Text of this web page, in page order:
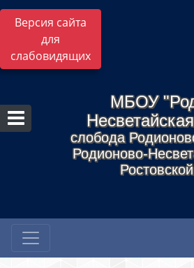
Версия сайта
для
слабовидящих
МБОУ
слобода
Родионово-